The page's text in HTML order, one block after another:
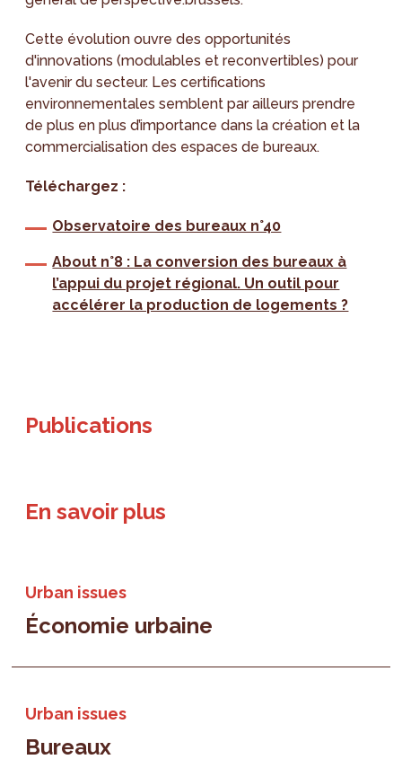
Cette évolution ouvre des opportunités
d'innovations (modulables et reconvertibles) pour
l'avenir du secteur. Les certifications
environnementales semblent par ailleurs prendre
de plus en plus d’importance dans la création et la
commercialisation des espaces de bureaux.
Téléchargez :
Observatoire des bureaux n°40
About n°8 : La conversion des bureaux à
l’appui du projet régional. Un outil pour
accélérer la production de logements ?
Publications
En savoir plus
Urban issues
Économie urbaine
Urban issues
Bureaux